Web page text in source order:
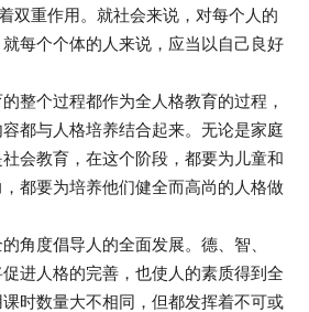
双重作用。就社会来说，对每个人的
每个个体的人来说，应当以自己良好
整个过程都作为全人格教育的过程，
都与人格培养结合起来。无论是家庭
会教育，在这个阶段，都要为儿童和
都要为培养他们健全而高尚的人格做
角度倡导人的全面发展。德、智、
进人格的完善，也使人的素质得到全
时数量大不相同，但都发挥着不可或